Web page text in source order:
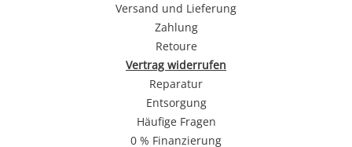
Versand und Lieferung
Zahlung
Retoure
Vertrag widerrufen
Reparatur
Entsorgung
Häufige Fragen
0 % Finanzierung